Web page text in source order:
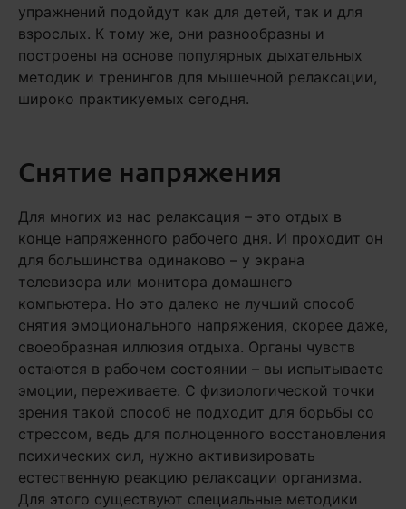
упражнений подойдут как для детей, так и для
взрослых. К тому же, они разнообразны и
построены на основе популярных дыхательных
методик и тренингов для мышечной релаксации,
широко практикуемых сегодня.
Снятие напряжения
Для многих из нас релаксация – это отдых в
конце напряженного рабочего дня. И проходит он
для большинства одинаково – у экрана
телевизора или монитора домашнего
компьютера. Но это далеко не лучший способ
снятия эмоционального напряжения, скорее даже,
своеобразная иллюзия отдыха. Органы чувств
остаются в рабочем состоянии – вы испытываете
эмоции, переживаете. С физиологической точки
зрения такой способ не подходит для борьбы со
стрессом, ведь для полноценного восстановления
психических сил, нужно активизировать
естественную реакцию релаксации организма.
Для этого существуют специальные методики